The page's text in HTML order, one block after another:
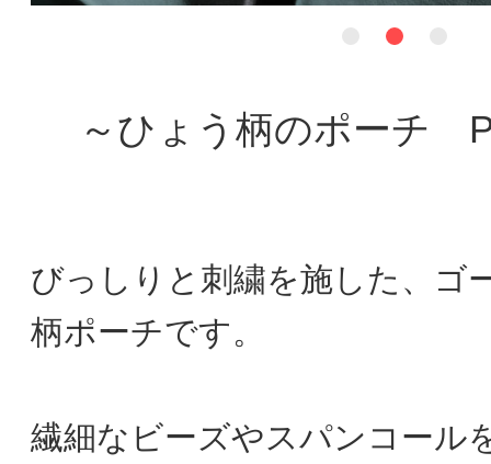
～ひょう柄のポーチ
びっしりと刺繍を施した、ゴ
柄ポーチです。
繊細なビーズやスパンコール